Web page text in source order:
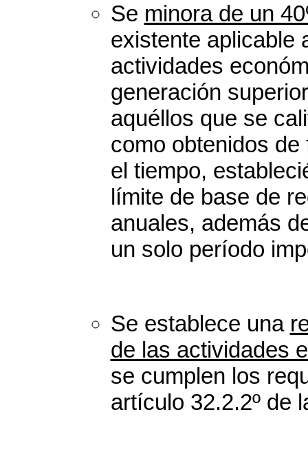
Se minora de un
existente aplicable
actividades
generación
aquéllos que se
como obtenidos
el tiempo,
límite de base de
anuales, además
un solo período
Se establece una
de las actividades
se cumplen los
artículo 32.2.2º de